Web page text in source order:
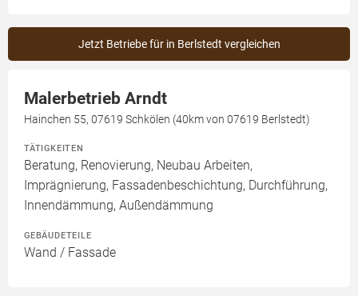
Jetzt Betriebe für in Berlstedt vergleichen
Malerbetrieb Arndt
Hainchen 55, 07619 Schkölen (40km von 07619 Berlstedt)
TÄTIGKEITEN
Beratung, Renovierung, Neubau Arbeiten,
Imprägnierung, Fassadenbeschichtung, Durchführung,
Innendämmung, Außendämmung
GEBÄUDETEILE
Wand / Fassade